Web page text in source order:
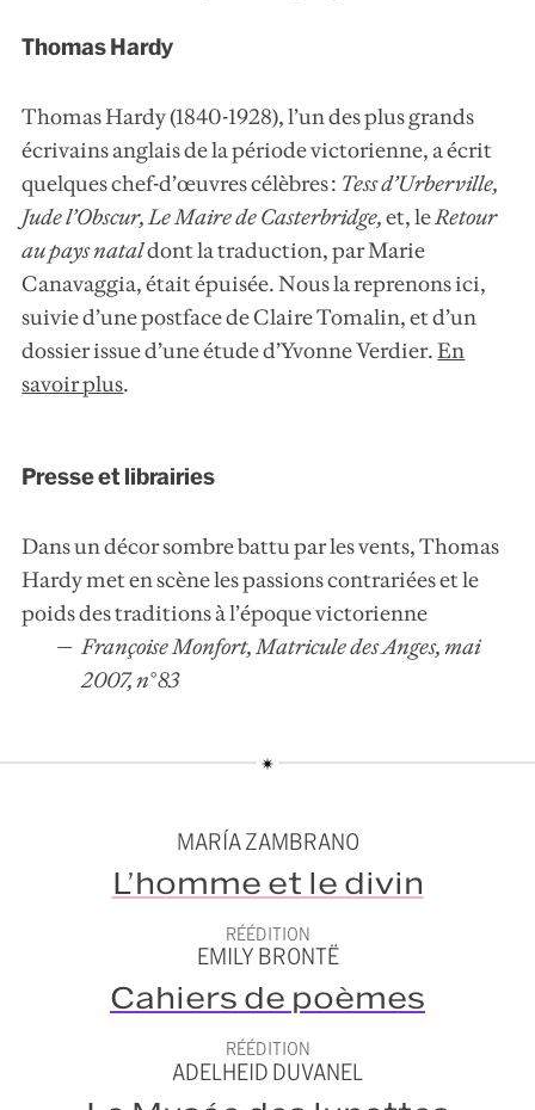
Thomas Hardy
Thomas Hardy (1840-1928), l’un des plus grands
écrivains anglais de la période victorienne, a écrit
quelques chef-d’œuvres célèbres : Tess d’Urberville,
Jude l’Obscur,Le Maire de Casterbridge,et, leRetour
au pays nataldont la traduction, par Marie
Canavaggia, était épuisée. Nous la reprenons ici,
suivie d’une postface de Claire Tomalin, et d’un
dossier issue d’une étude d’Yvonne Verdier.En
savoir plus.
Presse et librairies
Dans un décor sombre battu par les vents, Thomas
Hardy met en scène les passions contrariées et le
poids des traditions à l’époque victorienne
Françoise Monfort, Matricule des Anges, mai
2007, n° 83
MARÍA ZAMBRANO
L’homme et le divin
RÉÉDITION
EMILY BRONTË
Cahiers de poèmes
RÉÉDITION
ADELHEID DUVANEL